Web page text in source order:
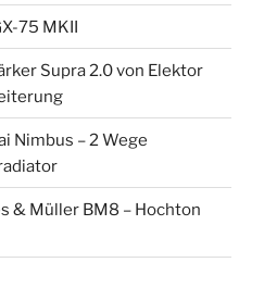
75 MKII
Supra 2.0 von Elektor
Nimbus – 2 Wege
& Müller BM8 – Hochton